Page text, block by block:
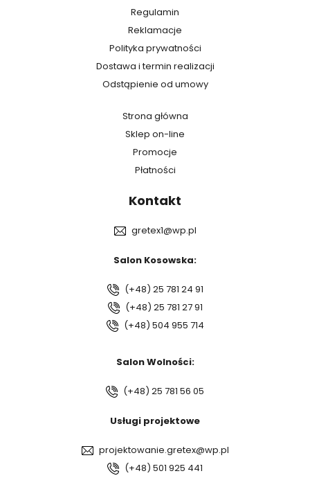
Regulamin
Reklamacje
Polityka prywatności
Dostawa i termin realizacji
Odstąpienie od umowy
Strona główna
Sklep on-line
Promocje
Płatności
Kontakt
gretex1@wp.pl
Salon Kosowska:
(+48) 25 781 24 91
(+48) 25 781 27 91
(+48) 504 955 714
Salon Wolności:
(+48) 25 781 56 05
Usługi projektowe
projektowanie.gretex@wp.pl
(+48) 501 925 441